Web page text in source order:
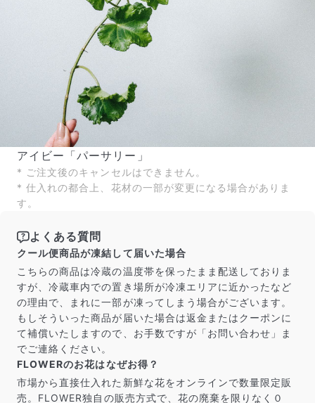
までご連絡ください。ご返金にて補償いたします。
商品ページに掲載している写真は、実際にお届けする商
品を撮影したものです。お花は生き物なので、どうして
だけ写真のイメージに近いものをお届けできるように人
の目でチェックをしています。
アイビー「パーサリー」
* ご注文後のキャンセルはできません。
* 仕入れの都合上、花材の一部が変更になる場合がありま
す。
よくある質問
クール便商品が凍結して届いた場合
こちらの商品は冷蔵の温度帯を保ったまま配送しておりま
すが、冷蔵車内での置き場所が冷凍エリアに近かったなど
の理由で、まれに一部が凍ってしまう場合がございます。
もしそういった商品が届いた場合は返金またはクーポンに
て補償いたしますので、お手数ですが「お問い合わせ」ま
でご連絡ください。
FLOWERのお花はなぜお得？
市場から直接仕入れた新鮮な花をオンラインで数量限定販
売。FLOWER独自の販売方式で、花の廃棄を限りなく０